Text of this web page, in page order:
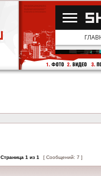
Страница 1 из 1 [ Сообщений: 7 ]